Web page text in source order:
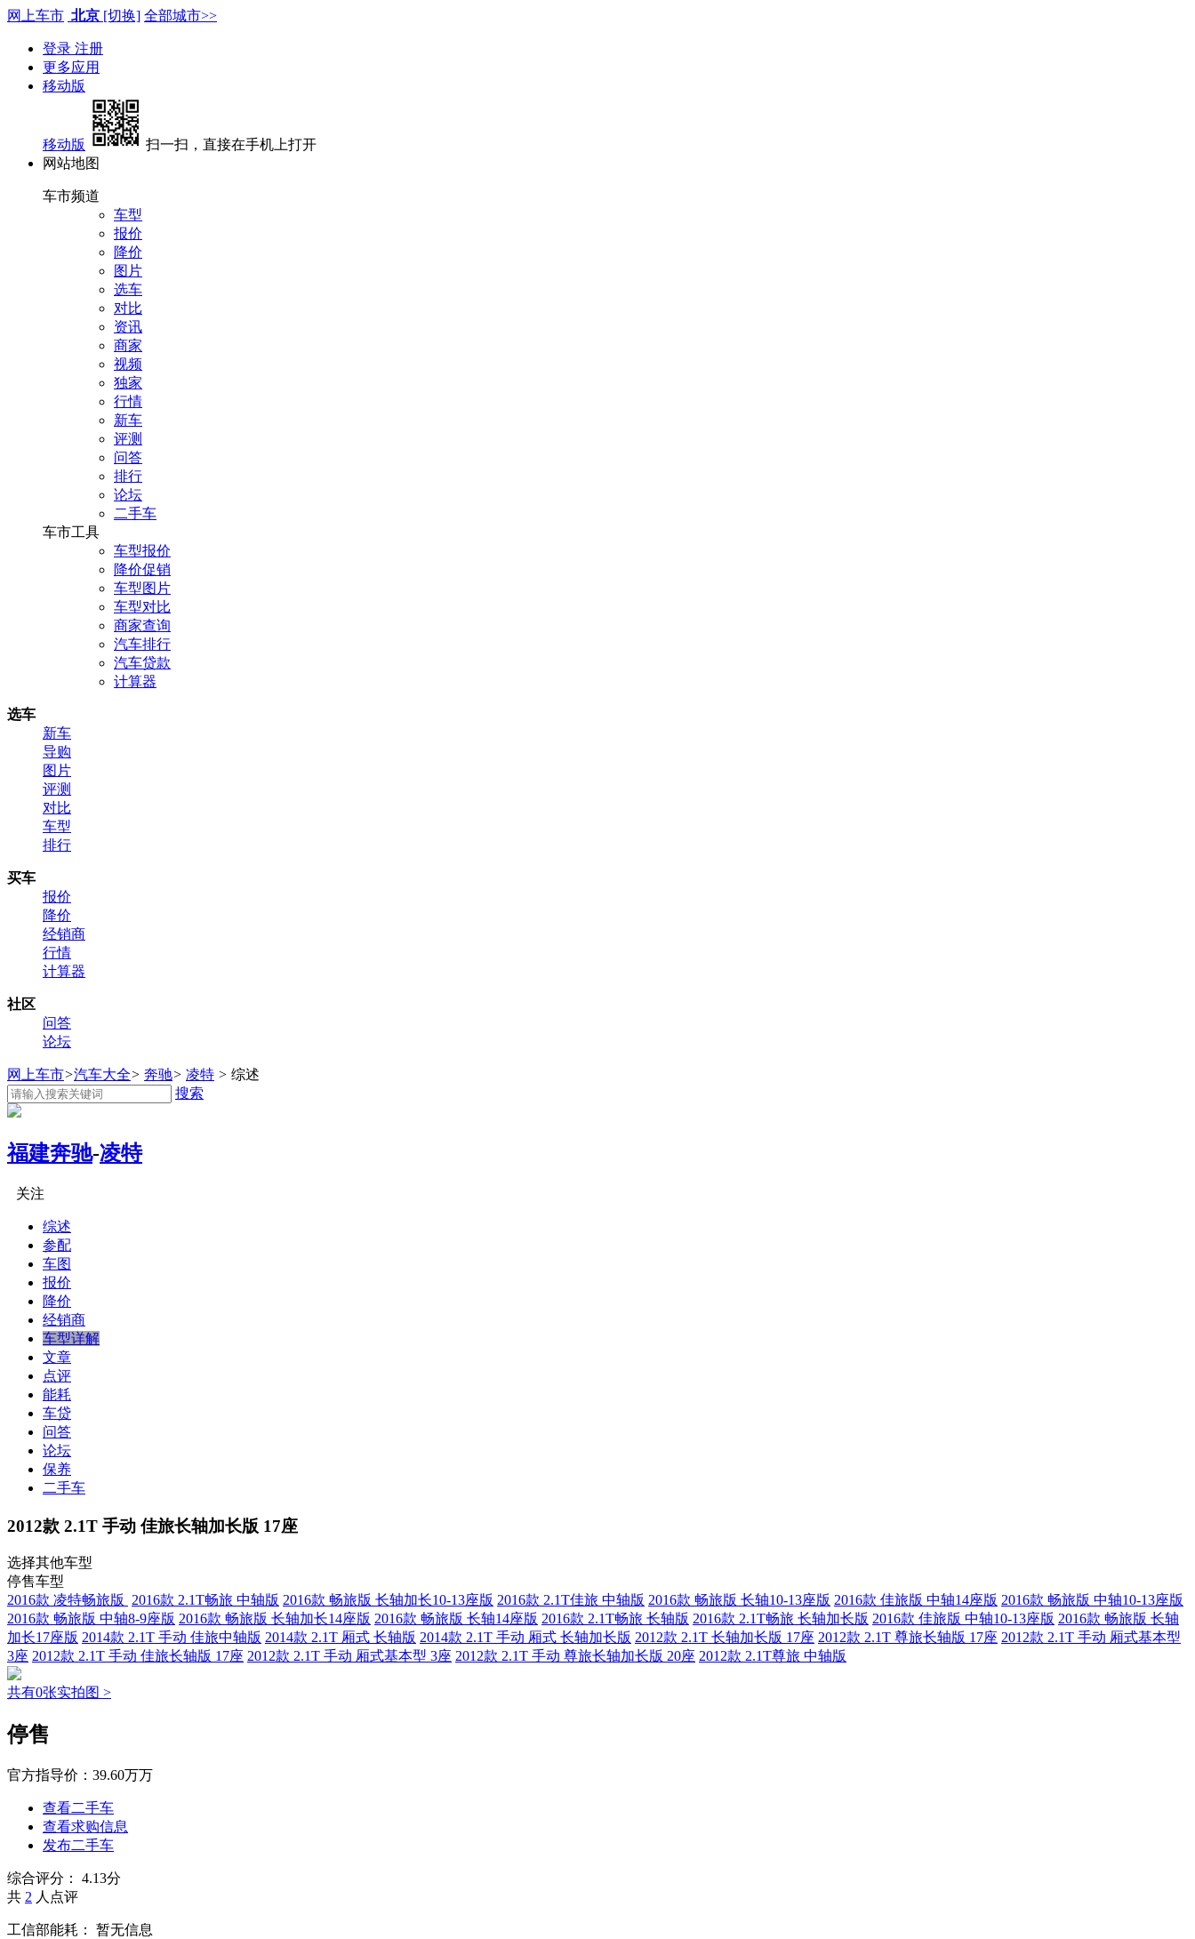
网上车市 北京 [切换] 全部城市>>
登录 注册
更多应用
移动版
移动版
扫一扫，直接在手机上打开
网站地图
车市频道
车型
报价
降价
图片
选车
对比
资讯
商家
视频
独家
行情
新车
评测
问答
排行
论坛
二手车
车市工具
车型报价
降价促销
车型图片
车型对比
商家查询
汽车排行
汽车贷款
计算器
选车
新车
导购
图片
评测
对比
车型
排行
买车
报价
降价
经销商
行情
计算器
社区
问答
论坛
网上车市>汽车大全> 奔驰> 凌特 > 综述
搜索
福建奔驰-凌特
关注
综述
参配
车图
报价
降价
经销商
车型详解
文章
点评
能耗
车贷
问答
论坛
保养
二手车
2012款 2.1T 手动 佳旅长轴加长版 17座
选择其他车型
停售车型
2016款 凌特畅旅版
2016款 2.1T畅旅 中轴版 2016款 畅旅版 长轴加长10-13座版 2016款 2.1T佳旅 中轴版 2016款 畅旅版 长轴10-13座版 2016款 佳旅版 中轴14座版 2016款 畅旅版 中轴10-13座版
2016款 畅旅版 中轴8-9座版 2016款 畅旅版 长轴加长14座版 2016款 畅旅版 长轴14座版 2016款 2.1T畅旅 长轴版 2016款 2.1T畅旅 长轴加长版 2016款 佳旅版 中轴10-13座版 2016款 畅旅版 长轴
加长17座版 2014款 2.1T 手动 佳旅中轴版 2014款 2.1T 厢式 长轴版 2014款 2.1T 手动 厢式 长轴加长版 2012款 2.1T 长轴加长版 17座 2012款 2.1T 尊旅长轴版 17座 2012款 2.1T 手动 厢式基本型
3座 2012款 2.1T 手动 佳旅长轴版 17座 2012款 2.1T 手动 厢式基本型 3座 2012款 2.1T 手动 尊旅长轴加长版 20座 2012款 2.1T尊旅 中轴版
共有0张实拍图 >
停售
官方指导价： 39.60万万
查看二手车
查看求购信息
发布二手车
综合评分：
4.13分
共 2 人点评
工信部能耗： 暂无信息